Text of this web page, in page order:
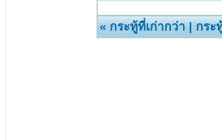
«กระทู้ที่เก่ากว่า|กระ